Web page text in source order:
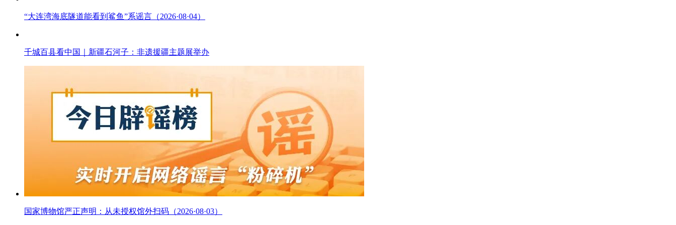
“大连湾海底隧道能看到鲨鱼”系谣言（2026·08·04）
千城百县看中国｜新疆石河子：非遗援疆主题展举办
国家博物馆严正声明：从未授权馆外扫码（2026·08·03）